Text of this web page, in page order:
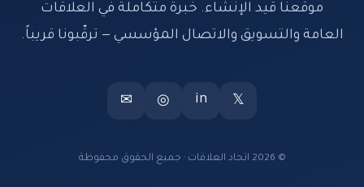
موقعنا قيد الإنشاء. خبرة متكاملة في العلاقات
العامة والتسويق والاتصال المؤسسي — ترقّبونا قريباً.
𝕏
in
◎
✉
© 2026 اتحاد العلاقات · جميع الحقوق محفوظة